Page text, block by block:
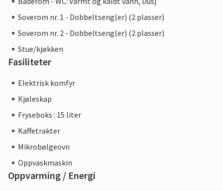
Soverom nr. 1 - Dobbeltseng(er) (2 plasser)
Soverom nr. 2 - Dobbeltseng(er) (2 plasser)
Stue/kjøkken
Fasiliteter
Elektrisk komfyr
Kjøleskap
Fryseboks : 15 liter
Kaffetrakter
Mikrobølgeovn
Oppvaskmaskin
Oppvarming / Energi